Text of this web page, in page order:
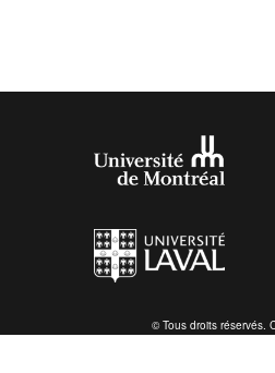
© Tous droits réservés.